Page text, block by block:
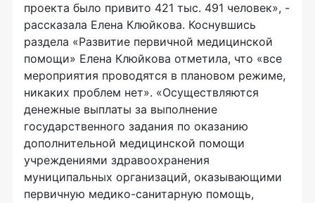
проекта было привито 421 тыс. 491 человек», -
рассказала Елена Клюйкова. Коснувшись
раздела «Развитие первичной медицинской
помощи» Елена Клюйкова отметила, что «все
мероприятия проводятся в плановом режиме,
никаких проблем нет». «Осуществляются
денежные выплаты за выполнение
государственного задания по оказанию
дополнительной медицинской помощи
учреждениями здравоохранения
муниципальных организаций, оказывающими
первичную медико-санитарную помощь,